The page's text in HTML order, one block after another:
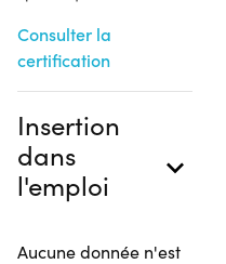
Consulter la
certification
Insertion
dans
l'emploi
Aucune donnée n'est